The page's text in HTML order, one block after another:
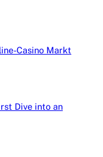
Casino Markt
Dive into an